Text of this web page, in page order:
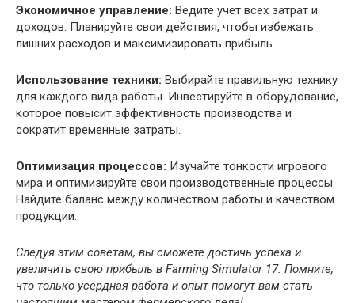
Экономичное управление: Ведите учет всех затрат и
доходов. Планируйте свои действия, чтобы избежать
лишних расходов и максимизировать прибыль.
Использование техники: Выбирайте правильную технику
для каждого вида работы. Инвестируйте в оборудование,
которое повысит эффективность производства и
сократит временные затраты.
Оптимизация процессов: Изучайте тонкости игрового
мира и оптимизируйте свои производственные процессы.
Найдите баланс между количеством работы и качеством
продукции.
Следуя этим советам, вы сможете достичь успеха и
увеличить свою прибыль в Farming Simulator 17. Помните,
что только усердная работа и опыт помогут вам стать